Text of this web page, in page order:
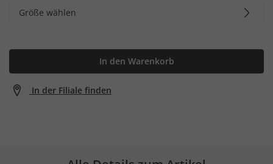
Größe wählen
In den Warenkorb
In der Filiale finden